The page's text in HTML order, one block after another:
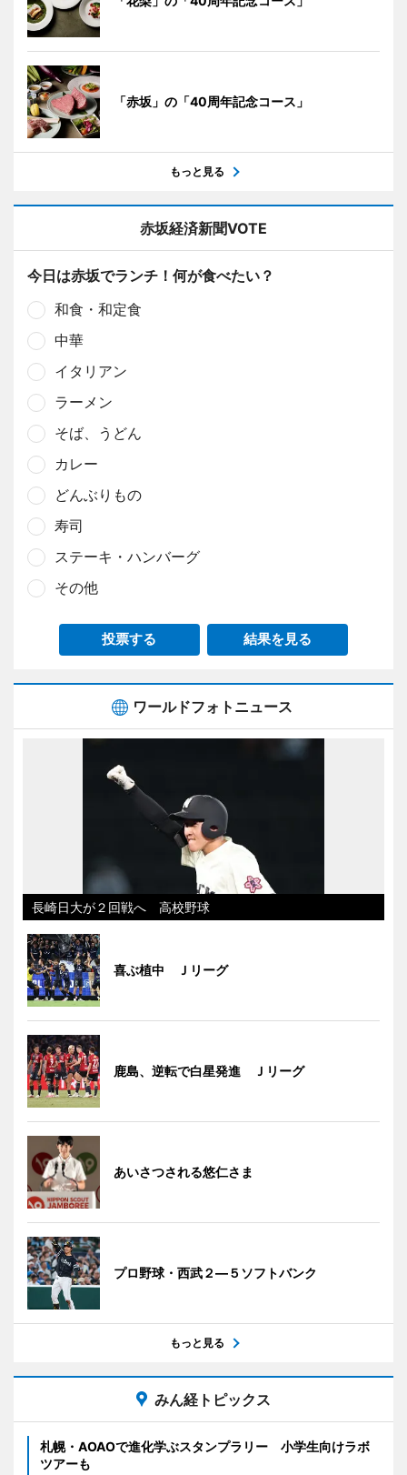
「赤坂」の「40周年記念コース」
もっと見る
赤坂経済新聞VOTE
今日は赤坂でランチ！何が食べたい？
和食・和定食
中華
イタリアン
ラーメン
そば、うどん
カレー
どんぶりもの
寿司
ステーキ・ハンバーグ
その他
投票する 結果を見る
ワールドフォトニュース
長崎日大が２回戦へ 高校野球
喜ぶ植中 Ｊリーグ
鹿島、逆転で白星発進 Ｊリーグ
あいさつされる悠仁さま
プロ野球・西武２―５ソフトバンク
もっと見る
みん経トピックス
札幌・AOAOで進化学ぶスタンプラリー 小学生向けラボ
ツアーも